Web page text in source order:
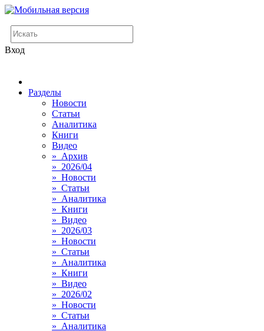
Вход
Разделы
Новости
Статьи
Аналитика
Книги
Видео
» Архив
» 2026/04
» Новости
» Статьи
» Аналитика
» Книги
» Видео
» 2026/03
» Новости
» Статьи
» Аналитика
» Книги
» Видео
» 2026/02
» Новости
» Статьи
» Аналитика